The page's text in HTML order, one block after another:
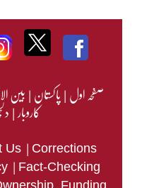
صفحہ اول|پاکستان|بین
کاروبار|
Us | Corrections
| Fact-Checking
Funding,